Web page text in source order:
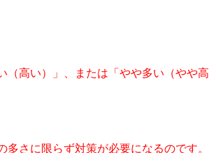
（高い）」、または「やや多い（やや高
さに限らず対策が必要になるのです。